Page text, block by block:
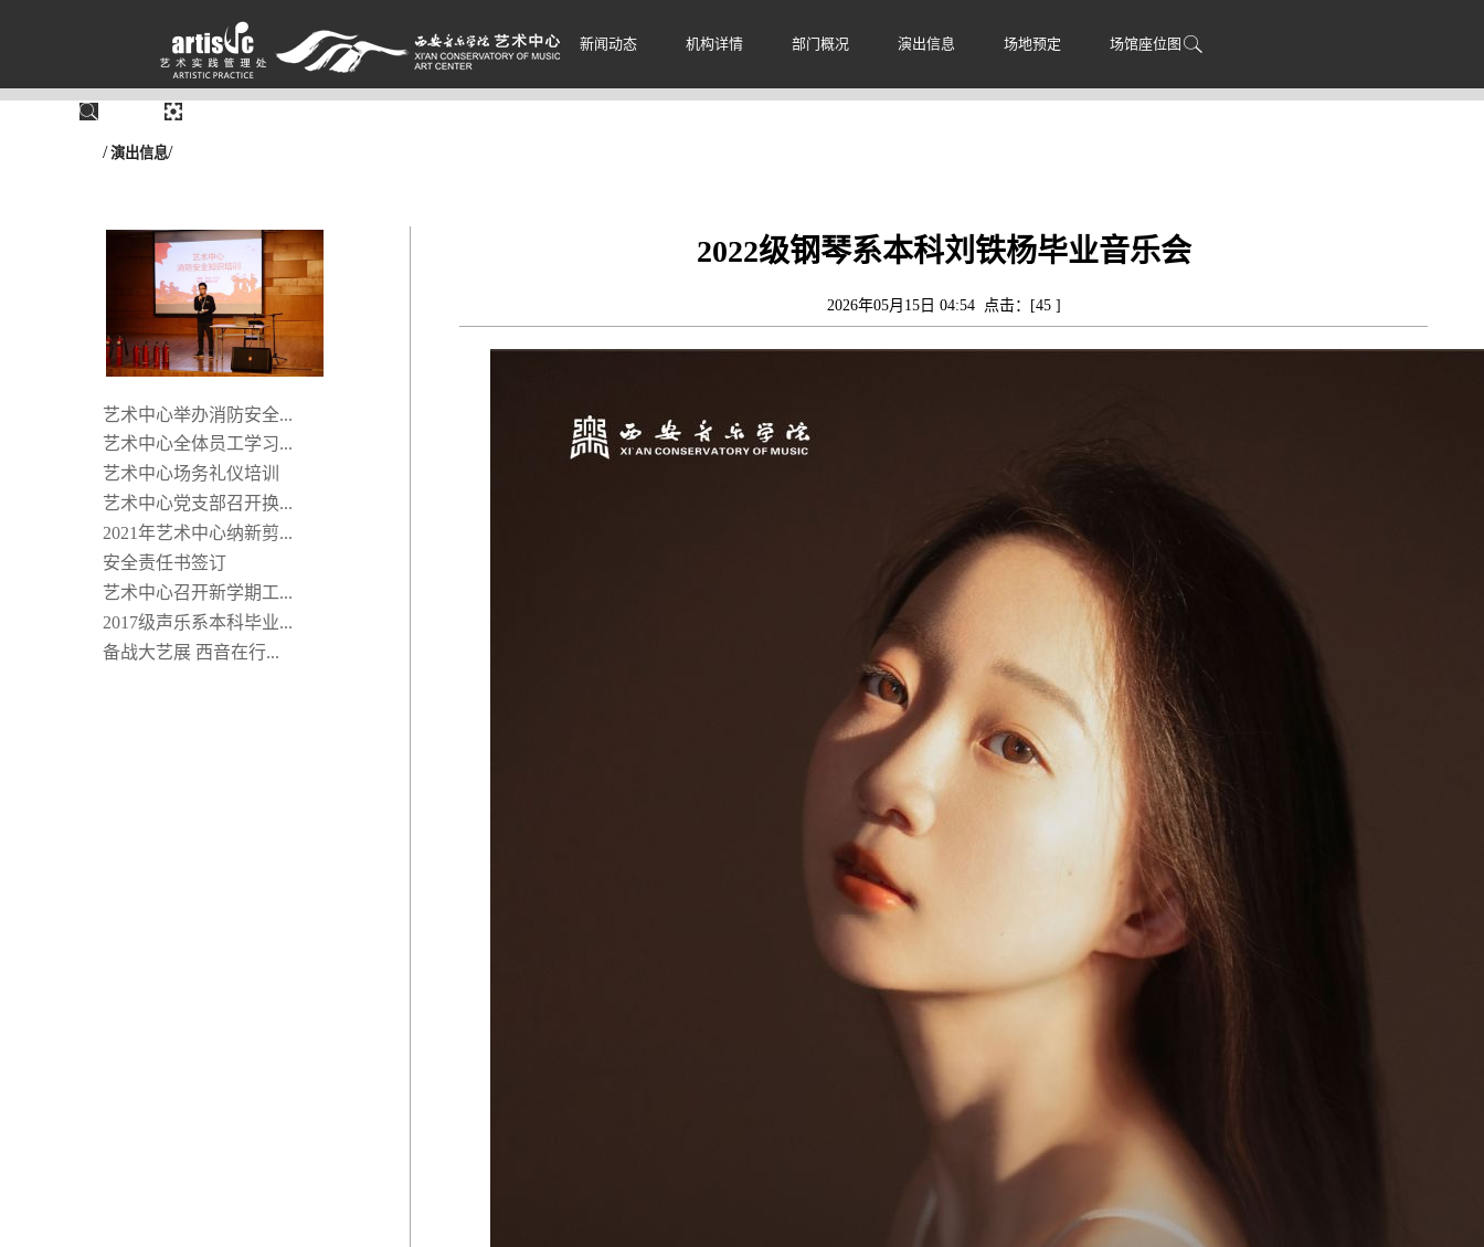
新闻动态 机构详情 部门概况 演出信息 场地预定 场馆座位图
/ 演出信息/
艺术中心举办消防安全...
艺术中心全体员工学习...
艺术中心场务礼仪培训
艺术中心党支部召开换...
2021年艺术中心纳新剪...
安全责任书签订
艺术中心召开新学期工...
2017级声乐系本科毕业...
备战大艺展 西音在行...
2022级钢琴系本科刘铁杨毕业音乐会
2026年05月15日 04:54 点击：[45 ]